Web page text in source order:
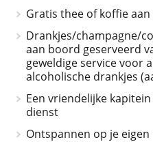
Gratis thee of koffie
Drankjes/champagne/
aan boord geserveerd
geweldige service voor
alcoholische drankjes
Een vriendelijke
dienst
Ontspannen op je